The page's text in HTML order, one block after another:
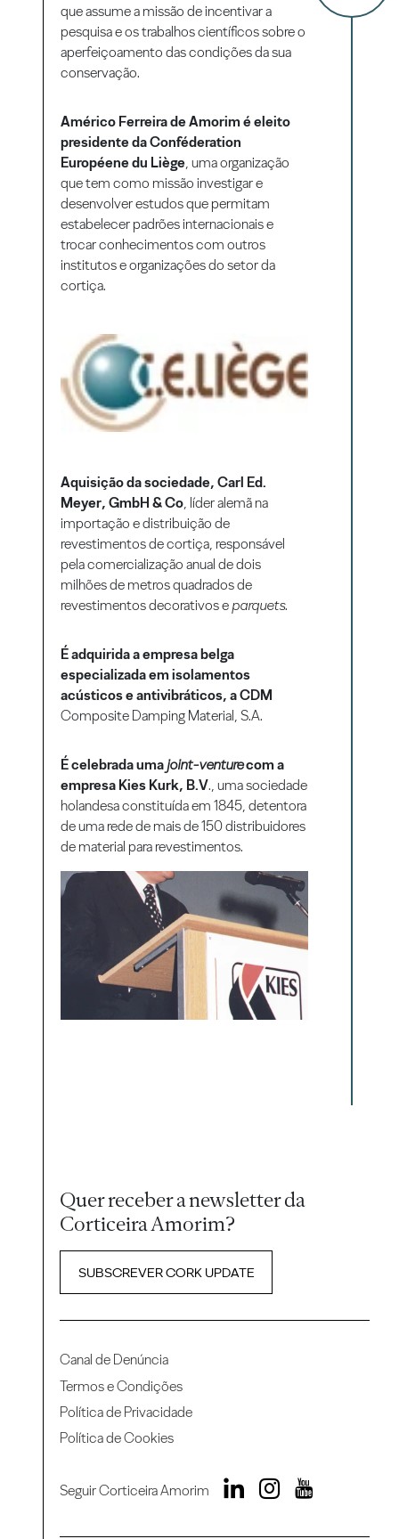
que assume a missão de incentivar a
pesquisa e os trabalhos científicos sobre o
aperfeiçoamento das condições da sua
conservação.
Américo Ferreira de Amorim é eleito
presidente da Conféderation
Européene du Liège , uma organização
que tem como missão investigar e
desenvolver estudos que permitam
estabelecer padrões internacionais e
trocar conhecimentos com outros
institutos e organizações do setor da
cortiça.
Aquisição da sociedade, Carl Ed.
Meyer, GmbH & Co, líder alemã na
importação e distribuição de
revestimentos de cortiça, responsável
pela comercialização anual de dois
milhões de metros quadrados de
revestimentos decorativos e parquets.
É adquirida a empresa belga
especializada em isolamentos
acústicos e antivibráticos, a CDM
Composite Damping Material, S.A.
É celebrada uma joint-venturecom a
empresa Kies Kurk, B.V., uma sociedade
holandesa constituída em 1845, detentora
de uma rede de mais de 150 distribuidores
de material para revestimentos.
Quer receber a newsletter da
Corticeira Amorim?
SUBSCREVER CORK UPDATE
Canal de Denúncia
Termos e Condições
Política de Privacidade
Política de Cookies
Seguir Corticeira Amorim